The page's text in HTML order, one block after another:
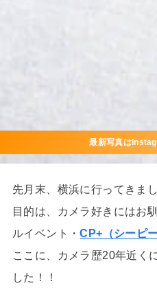
最新写真は
先月末、横浜に行ってきまし
目的は、カメラ好きにはお
ルイベント・CP+（シーピ
ここに、カメラ歴20年近く
した！！